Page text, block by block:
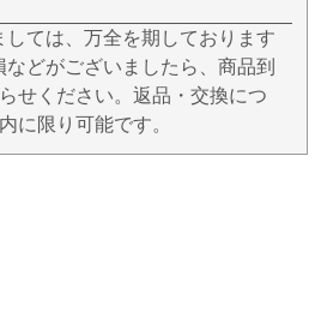
ては、万全を期しております
どがございましたら、商品到
せください。返品・交換につ
に限り可能です。